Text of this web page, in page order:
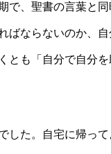
で、聖書の言葉と
ばならないのか、
とも「自分で自分
した。自宅に帰っ